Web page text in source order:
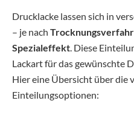
Drucklacke lassen sich in
– je nach
Spezialeffekt. Diese
Lackart für das gewünschte
Hier eine Übersicht über die
Einteilungsoptionen: